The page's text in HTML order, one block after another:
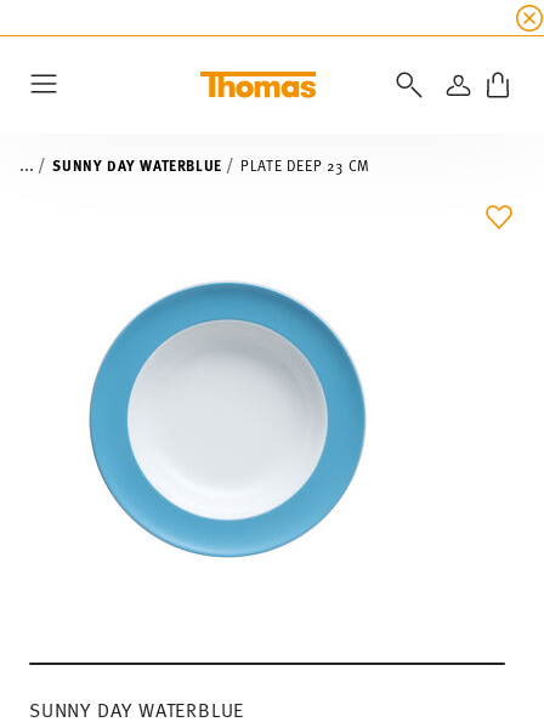
all
LOGIN
... SUNNY DAY WATERBLUE PLATE DEEP 23 CM
SUNNY DAY WATERBLUE
ADD